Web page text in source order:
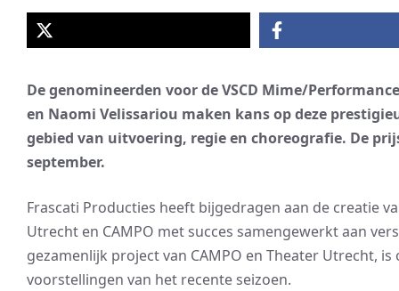
De genomineerden voor de VSCD Mime/
en Naomi Velissariou maken kans op deze
gebied van uitvoering, regie en choreografie. De
september.
Frascati Producties heeft bijgedragen aan de creatie
Utrecht en CAMPO met succes samengewerkt aan
gezamenlijk project van CAMPO en Theater Utrecht,
voorstellingen van het recente seizoen.